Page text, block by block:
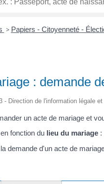
> Papiers - Citoyenneté -
: demande
- Direction de l'information légale
un acte de mariage et
fonction du lieu du mariage :
demande d'un acte de